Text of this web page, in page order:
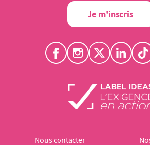
Je m'inscris
Nous contacter